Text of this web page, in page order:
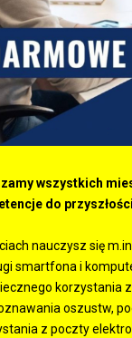
wszystkich
do
nauczysz się
smartfona i
korzystania
oszustw,
z poczty